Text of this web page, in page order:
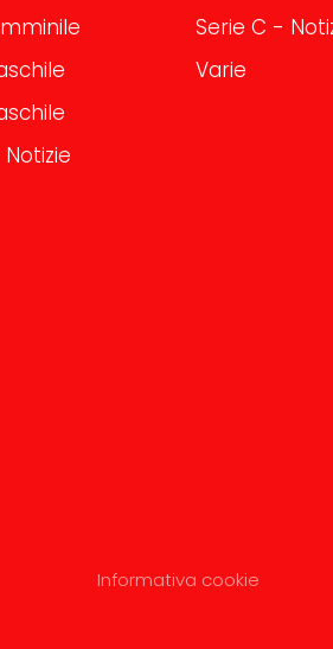
Serie C -
Varie
Informativa cookie